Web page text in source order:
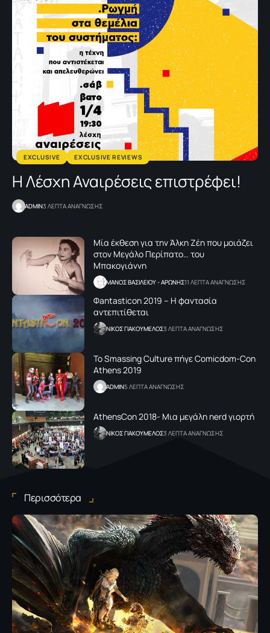
EXCLUSIVE EXCLUSIVE REVIEWS
H Λέσχη Αναιρέσεις επιστρέφει!
ADMIN3 ΛΕΠΤΑ ΑΝΑΓΝΩΣΗΣ
Μία έκθεση για την Άλκη Ζέη που μοιάζει
στον Μεγάλο Περίπατο… του
Μπακογιάννη
ΜΑΝΟΣ ΒΑΣΙΛΕΙΟΥ - ΑΡΩΝΗΣ11 ΛΕΠΤΑ ΑΝΑΓΝΩΣΗΣ
Φantasticon 2019 – Η φαντασία
αντεπιτίθεται
NΙΚΟΣ ΓΙΑΚΟΥΜΕΛΟΣ3 ΛΕΠΤΑ ΑΝΑΓΝΩΣΗΣ
Το Smassing Culture πήγε Comicdom-Con
Athens 2019
ADMIN5 ΛΕΠΤΑ ΑΝΑΓΝΩΣΗΣ
AthensCon 2018- Mια μεγάλη nerd γιορτή
NΙΚΟΣ ΓΙΑΚΟΥΜΕΛΟΣ3 ΛΕΠΤΑ ΑΝΑΓΝΩΣΗΣ
Περισσότερα